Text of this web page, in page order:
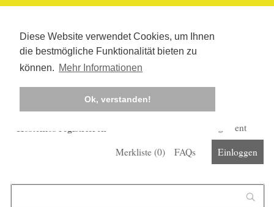
Diese Website verwendet Cookies, um Ihnen
die bestmögliche Funktionalität bieten zu
können. Mehr Informationen
Ok, verstanden!
Kostenlos registrieren
Corona-Management
Merkliste (0) FAQs Einloggen